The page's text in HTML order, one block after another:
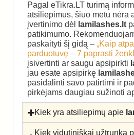
Pagal eTikra.LT turimą
atsiliepimus, šiuo metu nėra
įvertinimo dėl
lamilashes.lt
patikimumo.
paskaityti šį gidą – „Kaip
parduotuvę – 7 paprasti
įsivertinti ar saugu apsipirkti
jau esate apsipirkę
pasidalinti savo patirtimi ir
pirkėjams daugiau sužinoti
Kiek yra atsiliepimų apie
Kiek vidutiniškai užtrunka